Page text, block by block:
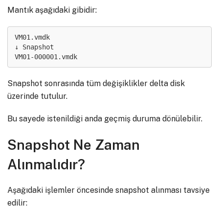
Mantık aşağıdaki gibidir:
VM01.vmdk
↓ Snapshot
VM01-000001.vmdk
Snapshot sonrasında tüm değişiklikler delta disk
üzerinde tutulur.
Bu sayede istenildiği anda geçmiş duruma dönülebilir.
Snapshot Ne Zaman
Alınmalıdır?
Aşağıdaki işlemler öncesinde snapshot alınması tavsiye
edilir: